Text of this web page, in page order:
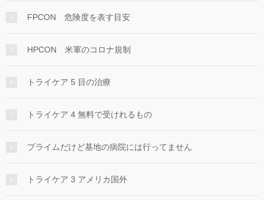
FPCON 危険度を表す目安
HPCON 米軍のコロナ規制
トライケア 5 目の治療
トライケア 4 無料で受けれるもの
プライムだけど基地の病院には行ってません
トライケア 3 アメリカ国外